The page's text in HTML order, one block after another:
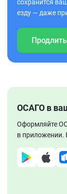
сохранится
езду — даже
ОСАГО в
Оформляйте
в приложении.